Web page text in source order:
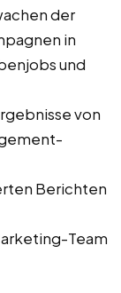
der
in
und
von
Berichten
Team